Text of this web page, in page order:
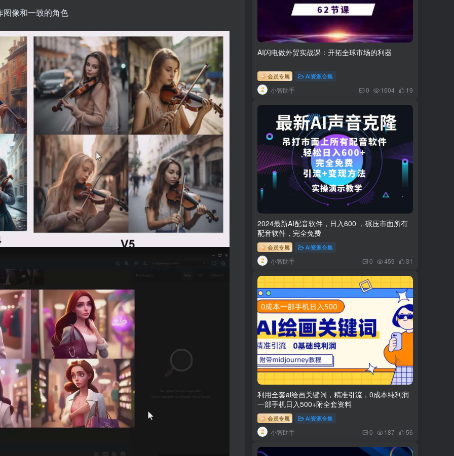
图像和一致的角色
AI闪电做外贸实战课：开拓全球市场的利器
会员专属 AI资源合集
小智助手 0 1604 19
2024最新AI配音软件，日入600 ，碾压市面所有
配音软件，完全免费
会员专属 AI资源合集
小智助手 0 459 31
利用全套ai绘画关键词，精准引流，0成本纯利润
一部手机日入500+附全套资料
会员专属 AI资源合集
小智助手 0 187 56